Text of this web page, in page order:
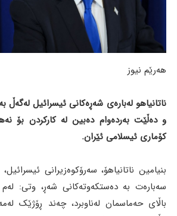
هەرێم نیوز
ناتانیاهو لەبارەی شەڕەکانی ئیسرائیل
و دەڵێت بەردەوام دەبین لە کارکردن بۆ
کۆماری ئیسلامی ئێران.
بنیامین ناتانیاهۆ، سەرۆکوەزیرانی
سەبارەت بە دەستکەوتەکانی شەڕ، وتی: لەم
باڵای حەماسمان لەناوبرد، چەند ڕۆژێک